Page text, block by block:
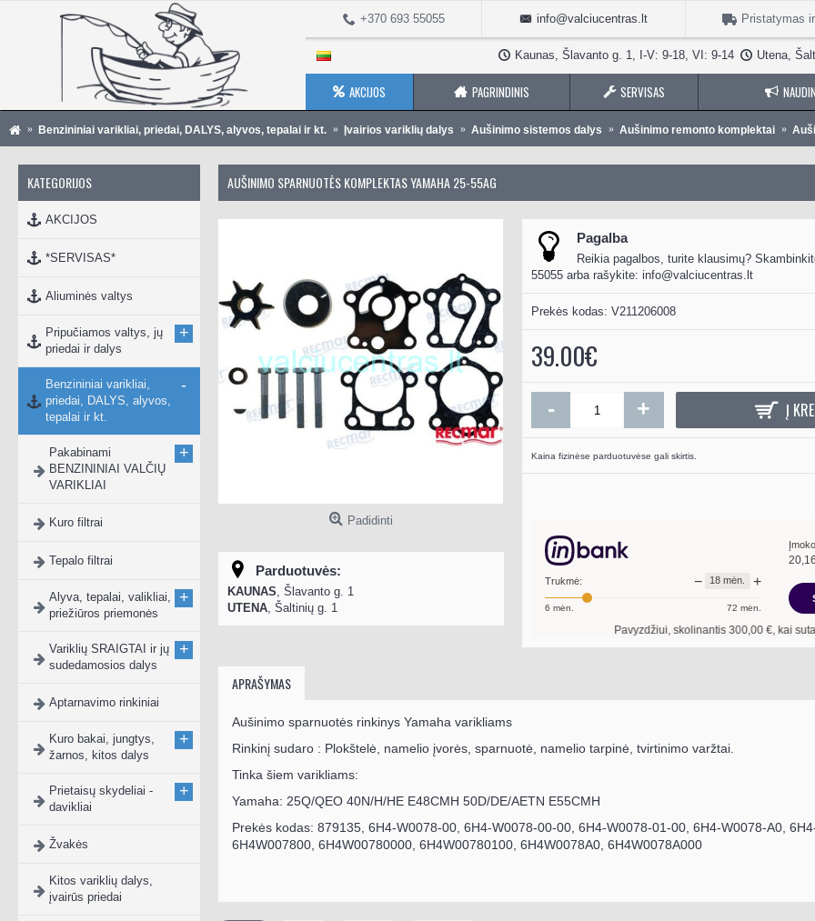
+370 693 55055 info@valciucentras.lt Pristatymas
Kaunas, Šlavanto g. 1, I-V: 9-18, VI: 9-14 Utena,
AKCIJOS PAGRINDINIS SERVISAS
Benzininiai varikliai, priedai, DALYS, alyvos, tepalai ir kt. Įvairios variklių dalys Aušinimo sistemos dalys Aušinimo remonto komplektai
KATEGORIJOS
AKCIJOS
*SERVISAS*
Aliuminės valtys
Pripučiamos valtys, jų
priedai ir dalys
+
Benzininiai varikliai,
priedai, DALYS, alyvos,
tepalai ir kt.
-
Pakabinami
BENZININIAI VALČIŲ
VARIKLIAI
+
Kuro filtrai
Tepalo filtrai
Alyva, tepalai, valikliai,
priežiūros priemonės
+
Variklių SRAIGTAI ir jų
sudedamosios dalys
+
Aptarnavimo rinkiniai
Kuro bakai, jungtys,
žarnos, kitos dalys
+
Prietaisų skydeliai -
davikliai
+
Žvakės
Kitos variklių dalys,
įvairūs priedai
AUŠINIMO SPARNUOTĖS KOMPLEKTAS YAMAHA 25-55AG
Padidinti
Parduotuvės:
KAUNAS, Šlavanto g. 1
UTENA, Šaltinių g. 1
Pagalba
Reikia pagalbos, turite klausimų?
55055 arba rašykite: info@valciucentras.lt
Prekės kodas: V211206008
39.00€
- + Į
Kaina fizinėse parduotuvėse gali skirtis.
Trukmė: − 18 mėn. +
6 mėn. 72 mėn.
20,16
Pavyzdžiui, skolinantis300,00€, kai sutartis sudaroma
APRAŠYMAS
Aušinimo sparnuotės rinkinys Yamaha varikliams
Rinkinį sudaro : Plokštelė, namelio įvorės, sparnuotė, namelio tarpinė, tvirtinimo varžtai.
Tinka šiem varikliams:
Yamaha: 25Q/QEO 40N/H/HE E48CMH 50D/DE/AETN E55CMH
Prekės kodas: 879135, 6H4-W0078-00, 6H4-W0078-00-00, 6H4-W0078-01-00, 6H4-W0078-A0,
6H4W007800, 6H4W00780000, 6H4W00780100, 6H4W0078A0, 6H4W0078A000